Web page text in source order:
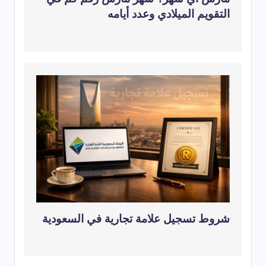
التقويم الميلادي وعدد أيامه
شروط تسجيل علامة تجارية في السعودية